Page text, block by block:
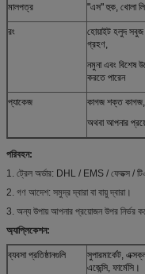
মালপত্র "এস" হুক, খোলা
রং
হোয়াইট হলুদ সবুজ
গ্রহণ,
নমুনা এবং বিশেষ
করতে পারেন
প্যাকেজ
কাগজ শক্ত কাগজ,
অথবা আপনার
পরিবহন:
1. ট্রেল অর্ডার: DHL / EMS / ফেডক্স /
2. গণ আদেশ: সমুদ্র দ্বারা বা বায়ু দ্বারা।
3. অন্য উপায় আপনার প্রয়োজন উপর নির্ভর
অ্যাপ্লিকেশন:
ব্যবসা প্রতিষ্ঠানগুলি
সুপারমার্কেট,
এজেন্সি, ফার্মেসি।